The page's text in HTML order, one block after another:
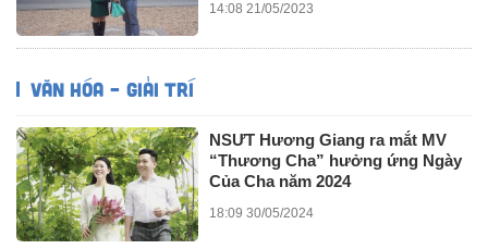
14:08 21/05/2023
VĂN HÓA – GIẢI TRÍ
NSƯT Hương Giang ra mắt MV
“Thương Cha” hưởng ứng Ngày
Của Cha năm 2024
18:09 30/05/2024